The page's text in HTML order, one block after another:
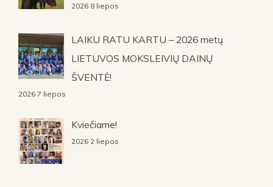
2026 8 liepos
LAIKU RATU KARTU – 2026 metų
LIETUVOS MOKSLEIVIŲ DAINŲ
ŠVENTĖ!
2026 7 liepos
Kviečiame!
2026 2 liepos